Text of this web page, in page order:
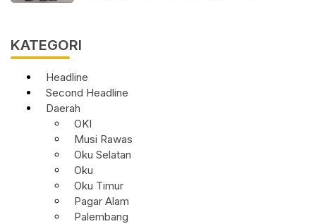
KATEGORI
Headline
Second Headline
Daerah
OKI
Musi Rawas
Oku Selatan
Oku
Oku Timur
Pagar Alam
Palembang